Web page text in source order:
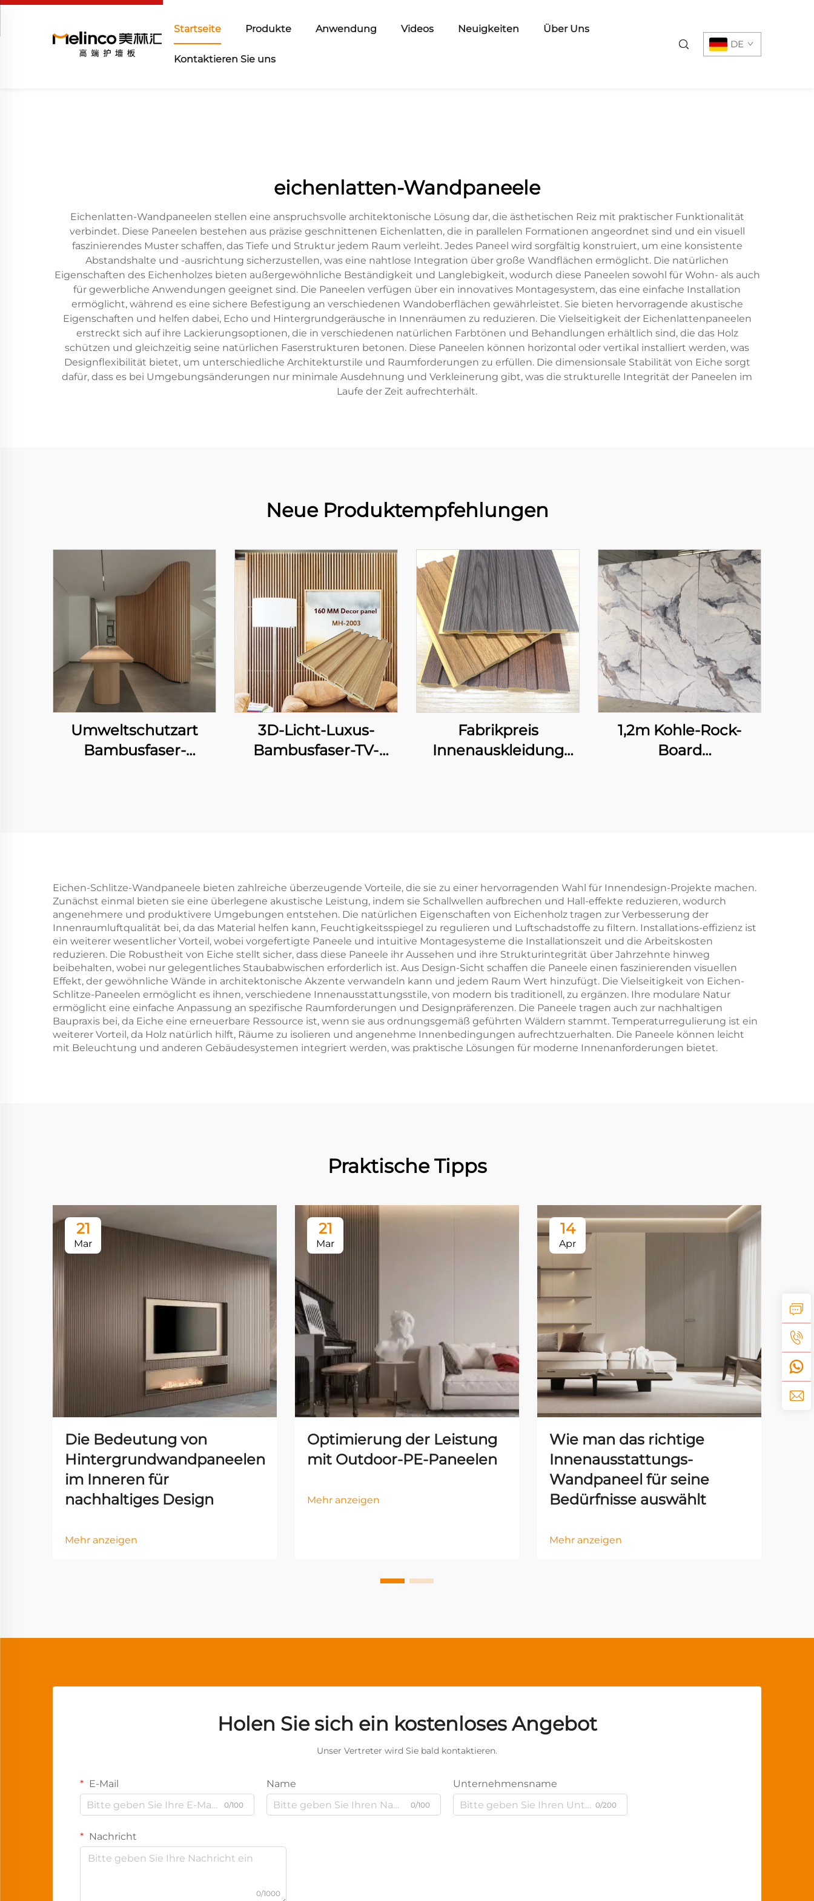
Startseite Produkte Anwendung Videos Neuigkeiten Über Uns
Kontaktieren Sie uns
DE
eichenlatten-Wandpaneele
Eichenlatten-Wandpaneelen stellen eine anspruchsvolle architektonische Lösung dar, die ästhetischen Reiz mit praktischer Funktionalität
verbindet. Diese Paneelen bestehen aus präzise geschnittenen Eichenlatten, die in parallelen Formationen angeordnet sind und ein visuell
faszinierendes Muster schaffen, das Tiefe und Struktur jedem Raum verleiht. Jedes Paneel wird sorgfältig konstruiert, um eine konsistente
Abstandshalte und -ausrichtung sicherzustellen, was eine nahtlose Integration über große Wandflächen ermöglicht. Die natürlichen
Eigenschaften des Eichenholzes bieten außergewöhnliche Beständigkeit und Langlebigkeit, wodurch diese Paneelen sowohl für Wohn- als auch
für gewerbliche Anwendungen geeignet sind. Die Paneelen verfügen über ein innovatives Montagesystem, das eine einfache Installation
ermöglicht, während es eine sichere Befestigung an verschiedenen Wandoberflächen gewährleistet. Sie bieten hervorragende akustische
Eigenschaften und helfen dabei, Echo und Hintergrundgeräusche in Innenräumen zu reduzieren. Die Vielseitigkeit der Eichenlattenpaneelen
erstreckt sich auf ihre Lackierungsoptionen, die in verschiedenen natürlichen Farbtönen und Behandlungen erhältlich sind, die das Holz
schützen und gleichzeitig seine natürlichen Faserstrukturen betonen. Diese Paneelen können horizontal oder vertikal installiert werden, was
Designflexibilität bietet, um unterschiedliche Architekturstile und Raumforderungen zu erfüllen. Die dimensionsale Stabilität von Eiche sorgt
dafür, dass es bei Umgebungsänderungen nur minimale Ausdehnung und Verkleinerung gibt, was die strukturelle Integrität der Paneelen im
Laufe der Zeit aufrechterhält.
Neue Produktempfehlungen
Umweltschutzart
Bambusfaser-
3D-Licht-Luxus-
Bambusfaser-TV-
Fabrikpreis
Innenauskleidung
1,2m Kohle-Rock-
Board
Eichen-Schlitze-Wandpaneele bieten zahlreiche überzeugende Vorteile, die sie zu einer hervorragenden Wahl für Innendesign-Projekte machen.
Zunächst einmal bieten sie eine überlegene akustische Leistung, indem sie Schallwellen aufbrechen und Hall-effekte reduzieren, wodurch
angenehmere und produktivere Umgebungen entstehen. Die natürlichen Eigenschaften von Eichenholz tragen zur Verbesserung der
Innenraumluftqualität bei, da das Material helfen kann, Feuchtigkeitsspiegel zu regulieren und Luftschadstoffe zu filtern. Installations-effizienz ist
ein weiterer wesentlicher Vorteil, wobei vorgefertigte Paneele und intuitive Montagesysteme die Installationszeit und die Arbeitskosten
reduzieren. Die Robustheit von Eiche stellt sicher, dass diese Paneele ihr Aussehen und ihre Strukturintegrität über Jahrzehnte hinweg
beibehalten, wobei nur gelegentliches Staubabwischen erforderlich ist. Aus Design-Sicht schaffen die Paneele einen faszinierenden visuellen
Effekt, der gewöhnliche Wände in architektonische Akzente verwandeln kann und jedem Raum Wert hinzufügt. Die Vielseitigkeit von Eichen-
Schlitze-Paneelen ermöglicht es ihnen, verschiedene Innenausstattungsstile, von modern bis traditionell, zu ergänzen. Ihre modulare Natur
ermöglicht eine einfache Anpassung an spezifische Raumforderungen und Designpräferenzen. Die Paneele tragen auch zur nachhaltigen
Baupraxis bei, da Eiche eine erneuerbare Ressource ist, wenn sie aus ordnungsgemäß geführten Wäldern stammt. Temperaturregulierung ist ein
weiterer Vorteil, da Holz natürlich hilft, Räume zu isolieren und angenehme Innenbedingungen aufrechtzuerhalten. Die Paneele können leicht
mit Beleuchtung und anderen Gebäudesystemen integriert werden, was praktische Lösungen für moderne Innenanforderungen bietet.
Praktische Tipps
21
Mar
Die Bedeutung von
Hintergrundwandpaneelen
im Inneren für
nachhaltiges Design
Mehr anzeigen
21
Mar
Optimierung der Leistung
mit Outdoor-PE-Paneelen
Mehr anzeigen
14
Apr
Wie man das richtige
Innenausstattungs-
Wandpaneel für seine
Bedürfnisse auswählt
Mehr anzeigen
Holen Sie sich ein kostenloses Angebot
Unser Vertreter wird Sie bald kontaktieren.
E-Mail
0/100
Name
0/100
Unternehmensname
0/200
Nachricht
0/1000